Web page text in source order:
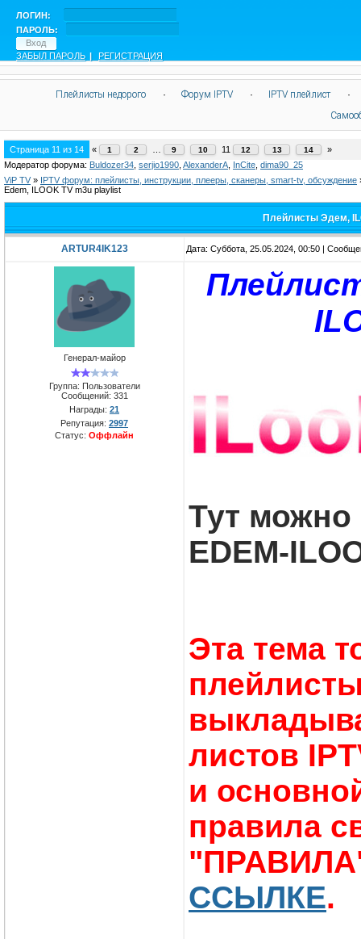
ЛОГИН:
ПАРОЛЬ:
ЗАБЫЛ ПАРОЛЬ | РЕГИСТРАЦИЯ
Плейлисты недорого · Форум IPTV · IPTV плейлист
·
Страница 11 из 14 « 1 2 9 10 11 12 13 14
»
Модератор форума: Buldozer34 serjio1990 AlexanderA InCite dima90_25
ViP TV » IPTV форум: плейлисты, инструкции, плееры, сканеры, smart-tv, обсуждение
Edem, ILOOK TV m3u playlist
Плейлисты Эдем,
ARTUR4IK123 Дата: Суббота, 25.05.2024, 00:50 |
Генерал-майор
Группа: Пользователи
Сообщений: 331
Награды: 21
Репутация: 2997
Статус: Оффлайн
Тут можно
EDEM-
Эта тема
листов
и
правила
ССЫЛКЕ.